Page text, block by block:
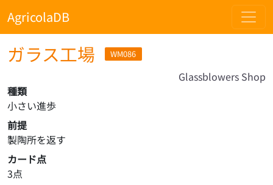
AgricolaDB
ガラス工場 WM086
Glassblowers Shop
種類
小さい進歩
前提
製陶所を返す
カード点
3点